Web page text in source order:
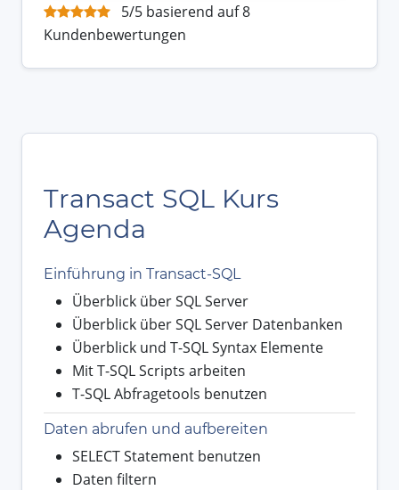
5/5 basierend auf 8
Kundenbewertungen
Transact SQL Kurs
Agenda
Einführung in Transact-SQL
Überblick über SQL Server
Überblick über SQL Server Datenbanken
Überblick und T-SQL Syntax Elemente
Mit T-SQL Scripts arbeiten
T-SQL Abfragetools benutzen
Daten abrufen und aufbereiten
SELECT Statement benutzen
Daten filtern